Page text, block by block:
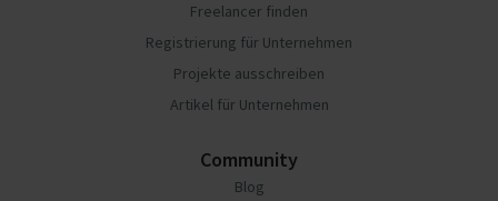
Freelancer finden
Registrierung für Unternehmen
Projekte ausschreiben
Artikel für Unternehmen
Community
Blog